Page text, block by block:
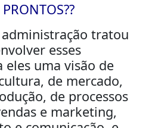
tratou
esses
uma visão de
de mercado,
de processos
e marketing,